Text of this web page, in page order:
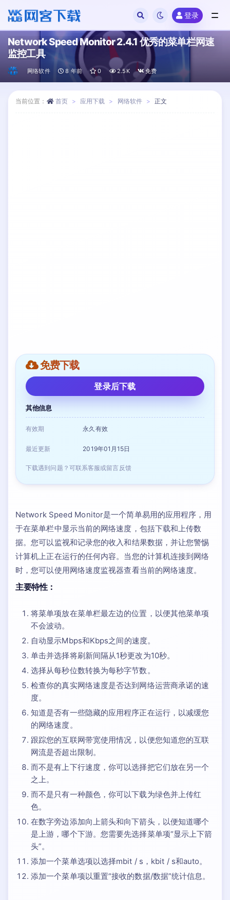
登录
Network Speed Monitor 2.4.1 优秀的菜单栏网速
监控工具
网络软件 8 年前 0 2.5K 免费
当前位置： 首页 应用下载 网络软件 正文
免费下载
登录后下载
其他信息
有效期 永久有效
最近更新 2019年01月15日
下载遇到问题？可联系客服或留言反馈
Network Speed Monitor是一个简单易用的应用程序，用
于在菜单栏中显示当前的网络速度，包括下载和上传数
据。您可以监视和记录您的收入和结果数据，并让您警惕
计算机上正在运行的任何内容。当您的计算机连接到网络
时，您可以使用网络速度监视器查看当前的网络速度。
主要特性：
将菜单项放在菜单栏最左边的位置，以便其他菜单项
不会波动。
自动显示Mbps和Kbps之间的速度。
单击并选择将刷新间隔从1秒更改为10秒。
选择从每秒位数转换为每秒字节数。
检查你的真实网络速度是否达到网络运营商承诺的速
度。
知道是否有一些隐藏的应用程序正在运行，以减缓您
的网络速度。
跟踪您的互联网带宽使用情况，以便您知道您的互联
网流是否超出限制。
而不是有上下行速度，你可以选择把它们放在另一个
之上。
而不是只有一种颜色，你可以下载为绿色并上传红
色。
在数字旁边添加向上箭头和向下箭头，以便知道哪个
是上游，哪个下游。您需要先选择菜单项“显示上下箭
头”。
添加一个菜单选项以选择mbit / s，kbit / s和auto。
添加一个菜单项以重置“接收的数据/数据”统计信息。
全部